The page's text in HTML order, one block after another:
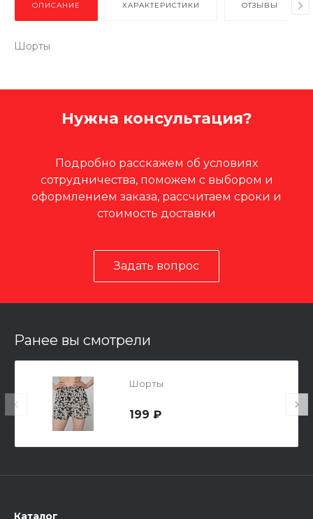
ОПИСАНИЕ ХАРАКТЕРИСТИКИ ОТЗЫВЫ
Шорты
Нужна консультация?
Подробно расскажем об условиях
сотрудничества, поможем с выбором и
оформлением заказа, рассчитаем сроки и
стоимость доставки
Задать вопрос
Ранее вы смотрели
Шорты
199 ₽
Каталог